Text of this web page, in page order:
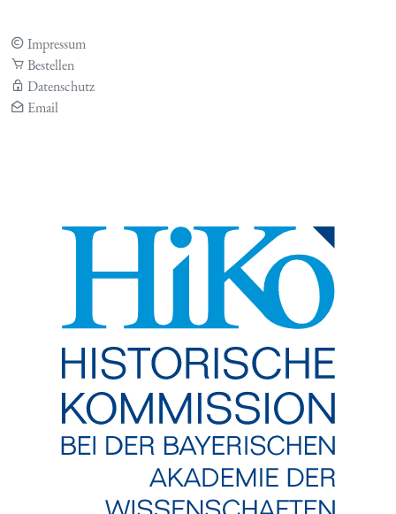
Impressum
Bestellen
Datenschutz
Email